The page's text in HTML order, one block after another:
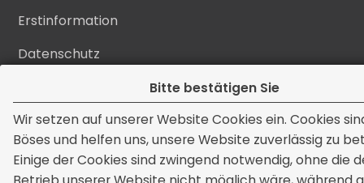
Bitte bestätigen Sie
Wir setzen auf unserer Website Cookies ein. Cookies
Böses und helfen uns, unsere Website zuverlässig zu
Einige der Cookies sind zwingend notwendig, ohne die
Erstinformation
Datenschutz
Cookie-Einstellungen